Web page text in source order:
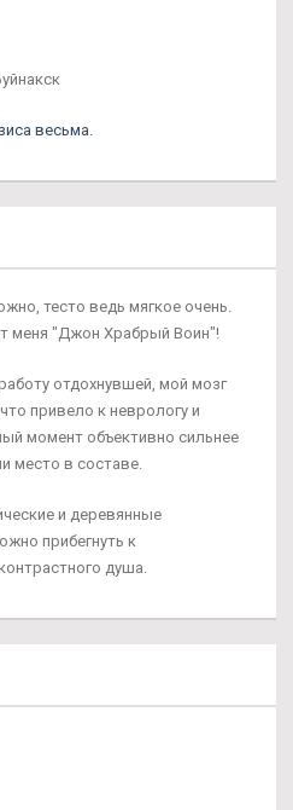
весьма.
тесто ведь мягкое очень.
меня "Джон Храбрый Воин"!
отдохнувшей, мой мозг
привело к неврологу и
момент объективно сильнее
место в составе.
и деревянные
прибегнуть к
душа.